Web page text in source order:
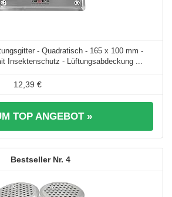
- Quadratisch - 165 x 100 mm -
Insektenschutz - Lüftungsabdeckung ...
12,39 €
TOP ANGEBOT »
4